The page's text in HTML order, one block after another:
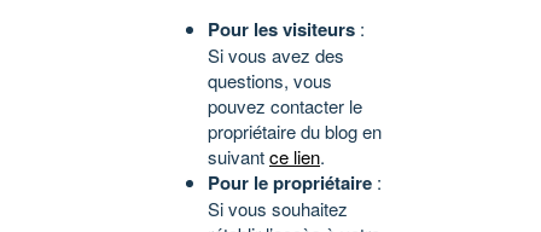
Pour les visiteurs :
Si vous avez des
questions, vous
pouvez contacter le
propriétaire du blog en
suivantce lien.
Pour le propriétaire :
Si vous souhaitez